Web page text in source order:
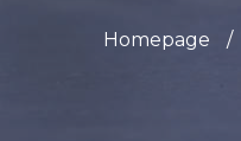
Homepage